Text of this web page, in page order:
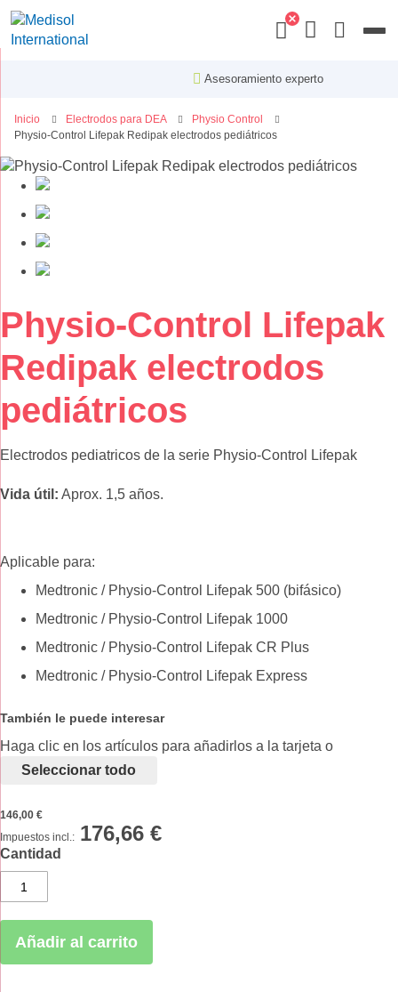
Asesoramiento experto
Inicio Electrodos para DEA
Physio Control
Physio-Control Lifepak Redipak electrodos pediátricos
Saltar
galería
Saltar
al
comienzo
de
galería
de
imágenes
Physio-Control Lifepak
Redipak electrodos
pediátricos
Electrodos pediatricos de la serie Physio-Control Lifepak
Vida útil: Aprox. 1,5 años.
Aplicable para:
Medtronic / Physio-Control Lifepak 500 (bifásico)
Medtronic / Physio-Control Lifepak 1000
Medtronic / Physio-Control Lifepak CR Plus
Medtronic / Physio-Control Lifepak Express
También le puede interesar
Haga clic en los artículos para añadirlos a la tarjeta o
seleccionar todo
146,00 €
176,66 €
Cantidad
Añadir al carrito